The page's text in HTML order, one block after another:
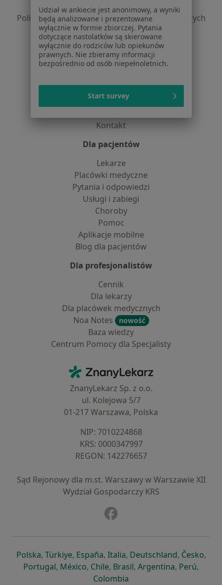
Polityka prywatności profesjonalistów
Polityka prywatności dla profesjonalistów, których
dane pozyskaliśmy samodzielnie
Polityka cookies
Jak działają wyniki wyszukiwania
Dostępność
Partnerzy
Kontakt
Dla pacjentów
Lekarze
Placówki medyczne
Pytania i odpowiedzi
Usługi i zabiegi
Choroby
Pomoc
Aplikacje mobilne
Blog dla pacjentów
Dla profesjonalistów
Cennik
Dla lekarzy
Dla placówek medycznych
Noa Notes
nowość
Baza wiedzy
Centrum Pomocy dla Specjalisty
ZnanyLekarz - Strona główna
ZnanyLekarz Sp. z o.o.
ul. Kolejowa 5/7
01-217 Warszawa, Polska
NIP: ⁠7010224868
KRS: ⁠0000347997
REGON: ⁠142276657
Sąd Rejonowy dla m.st. Warszawy w Warszawie XII
Wydział Gospodarczy KRS
Polskaotwiera się w nowej karcie
, Türkiyeotwiera się w nowej karcie
, Españaotwiera się w nowej karcie
, Italiaotwiera się w nowej
, Deutschlandotwiera się
, Česko,
Portugalotwiera się w nowej karcie
, Méxicootwiera się w nowej karcie
, Chileotwiera się w nowej karcie
, Brasilotwiera się w nowej
, Argentinaotwiera się
, Perú,
Colombia
Udział w ankiecie jest anonimowy, a wyniki
będą analizowane i prezentowane
wyłącznie w formie zbiorczej. Pytania
dotyczące nastolatków są skierowane
wyłącznie do rodziców lub opiekunów
prawnych. Nie zbieramy informacji
bezpośrednio od osób niepełnoletnich.
Start survey